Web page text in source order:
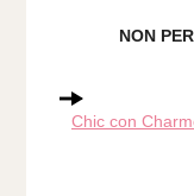
NON
Chic con